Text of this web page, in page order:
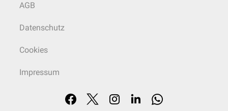
AGB
Datenschutz
Cookies
Impressum